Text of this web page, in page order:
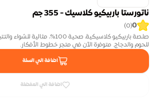
ناتورستا باربيكيو كلاسيك - 355 جم
0
(
0
)
للحوم والدجاج. متوفرة الآن في متجر خطوط الأفكار.
اضافة الي السلة
اضافة الي المفضلة